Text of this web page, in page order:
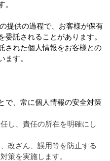
。
提供の過程で、お客様が保有
委託されることがあります。
された個人情報をお客様との
ます。
で、常に個人情報の安全対策
し、責任の所在を明確にし
改ざん、誤用等を防止する
策を実施します。